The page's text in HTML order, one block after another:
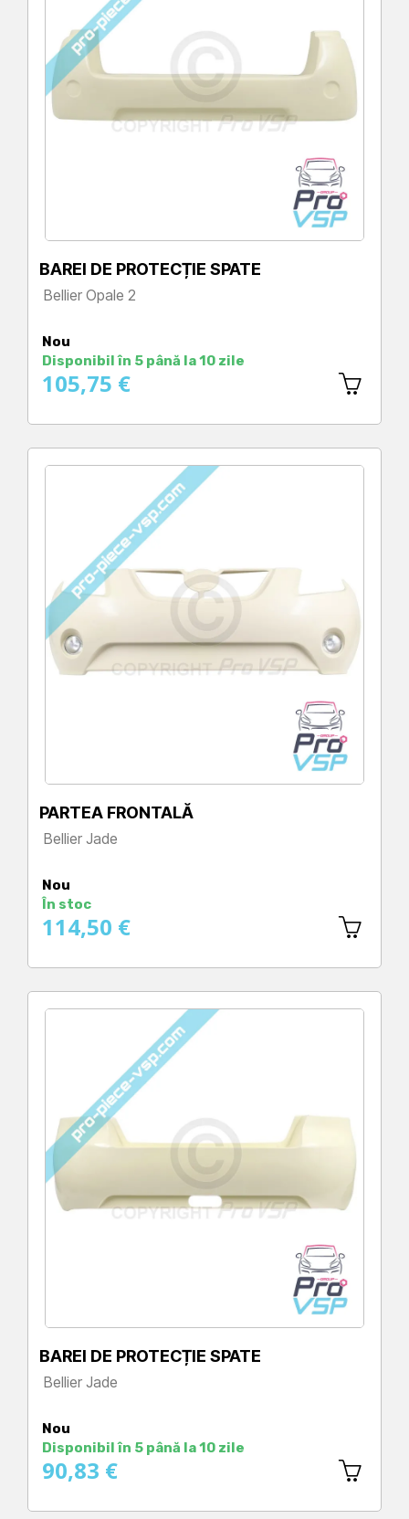
BAREI DE PROTECȚIE SPATE
Bellier Opale 2
Nou
Disponibil în 5 până la 10 zile
105,75 €
PARTEA FRONTALĂ
Bellier Jade
Nou
În stoc
114,50 €
BAREI DE PROTECȚIE SPATE
Bellier Jade
Nou
Disponibil în 5 până la 10 zile
90,83 €